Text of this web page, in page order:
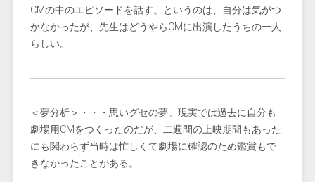
CMの中のエピソードを話す。というのは、自分は気がつ
かなかったが、先生はどうやらCMに出演したうちの一人
らしい。
＜夢分析＞・・・思いグセの夢。現実では過去に自分も
劇場用CMをつくったのだが、二週間の上映期間もあった
にも関わらず当時は忙しくて劇場に確認のため鑑賞もで
きなかったことがある。